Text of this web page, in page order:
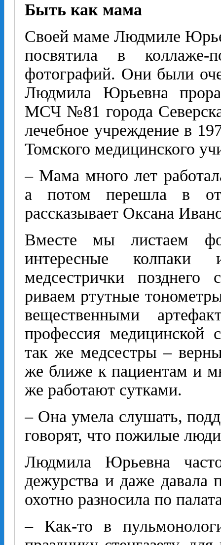
Быть как мама
Своей маме Людмиле
посвятила в коллаже-
фотографий. Они были
Людмила Юрьевна
МСЧ №81 города
лечебное учреждение в
Томского медицинского
– Мама много лет
а потом перешла в
рассказывает Оксана
Вместе мы листаем
интересные
медсестрички позднего
риваем ртутные
вещественными
профессия медицинской
так же медсестры –
же ближе к пациентам и
же работают сутками.
– Она умела слушать,
говорят, что пожилые
Людмила Юрьевна
дежурства и даже давала
охотно разносила по
– Как-то в